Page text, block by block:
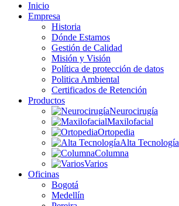
Inicio
Empresa
Historia
Dónde Estamos
Gestión de Calidad
Misión y Visión
Política de protección de datos
Politica Ambiental
Certificados de Retención
Productos
Neurocirugía
Maxilofacial
Ortopedia
Alta Tecnología
Columna
Varios
Oficinas
Bogotá
Medellín